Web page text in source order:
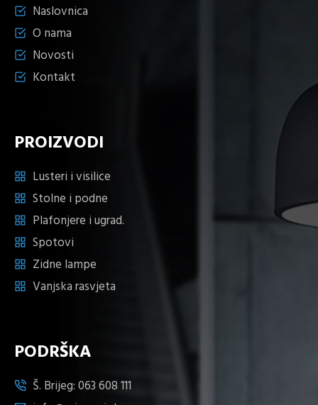
Naslovnica
O nama
Novosti
Kontakt
PROIZVODI
Lusteri i visilice
Stolne i podne
Plafonjere i ugrad.
Spotovi
Zidne lampe
Vanjska rasvjeta
PODRŠKA
Š. Brijeg:063 608 111